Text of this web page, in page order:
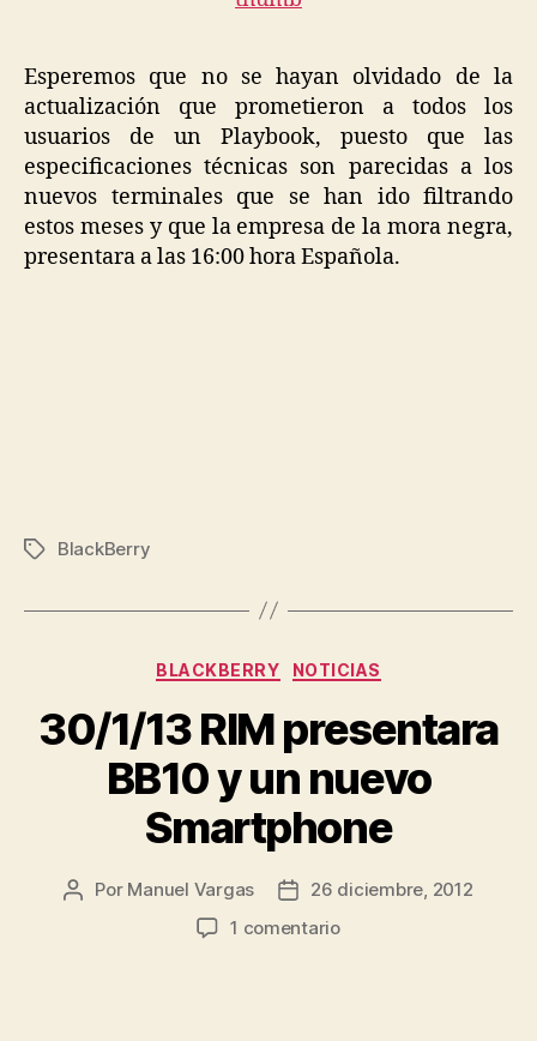
Esperemos que no se hayan olvidado de la
actualización que prometieron a todos los
usuarios de un Playbook, puesto que las
especificaciones técnicas son parecidas a los
nuevos terminales que se han ido filtrando
estos meses y que la empresa de la mora negra,
presentara a las 16:00 hora Española.
Etiquetas
BlackBerry
Categorías
BLACKBERRY NOTICIAS
30/1/13 RIM presentara
BB10 y un nuevo
Smartphone
Autor
Por Manuel Vargas
Fecha
de
26 diciembre, 2012
1 comentarioen